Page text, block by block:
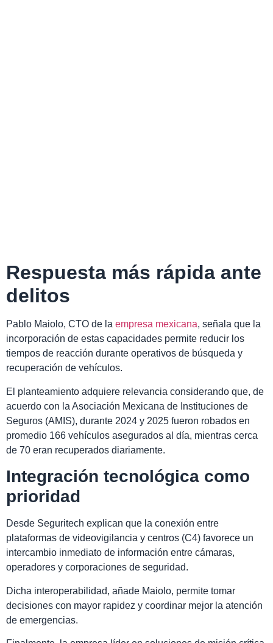
Respuesta más rápida ante
delitos
Pablo Maiolo, CTO de la empresa mexicana, señala que la
incorporación de estas capacidades permite reducir los
tiempos de reacción durante operativos de búsqueda y
recuperación de vehículos.
El planteamiento adquiere relevancia considerando que, de
acuerdo con la Asociación Mexicana de Instituciones de
Seguros (AMIS), durante 2024 y 2025 fueron robados en
promedio 166 vehículos asegurados al día, mientras cerca
de 70 eran recuperados diariamente.
Integración tecnológica como
prioridad
Desde Seguritech explican que la conexión entre
plataformas de videovigilancia y centros (C4) favorece un
intercambio inmediato de información entre cámaras,
operadores y corporaciones de seguridad.
Dicha interoperabilidad, añade Maiolo, permite tomar
decisiones con mayor rapidez y coordinar mejor la atención
de emergencias.